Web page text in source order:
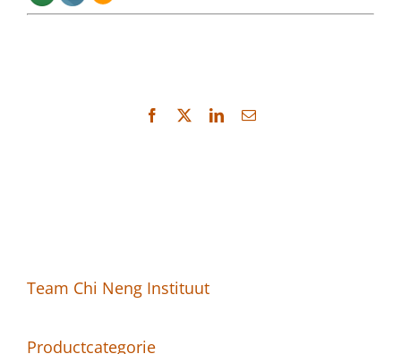
Facebook LinkedIn
E-
Team Chi Neng Instituut
Productcategorie